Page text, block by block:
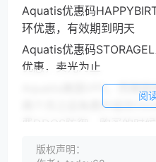
Aquatis优惠码
环优惠，有效期到明天
Aquatis优惠码
优惠，卖光为止
Aquatis美国VPS，西雅
两个月之后免费升级到
费DDOS防御，购买的时
以选择50个IPv6：
阅
版权声明：